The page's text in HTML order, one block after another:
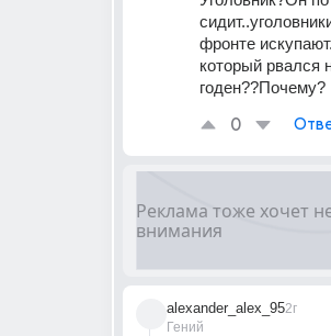
фронте
который рвался
годен??Почему?
0
alexander_alex_95
Гений
2г